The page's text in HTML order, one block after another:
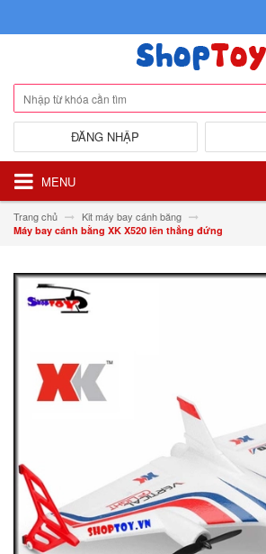
ĐĂNG NHẬP
MENU
Trang chủ Kit máy bay cánh băng
Máy bay cánh bằng XK X520 lên thẳng đứng